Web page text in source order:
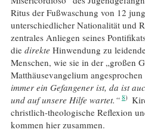
Ritus der Fußwaschung von 12
unterschiedlicher Nationalität und
zentrales Anliegen seines
die direkte Hinwendung zu
Menschen, wie sie in der „großen
Matthäusevangelium
immer ein Gefangener ist, da ist
und auf unsere Hilfe wartet.“ 8
christlich-theologische Reflexion
kommen hier zusammen.